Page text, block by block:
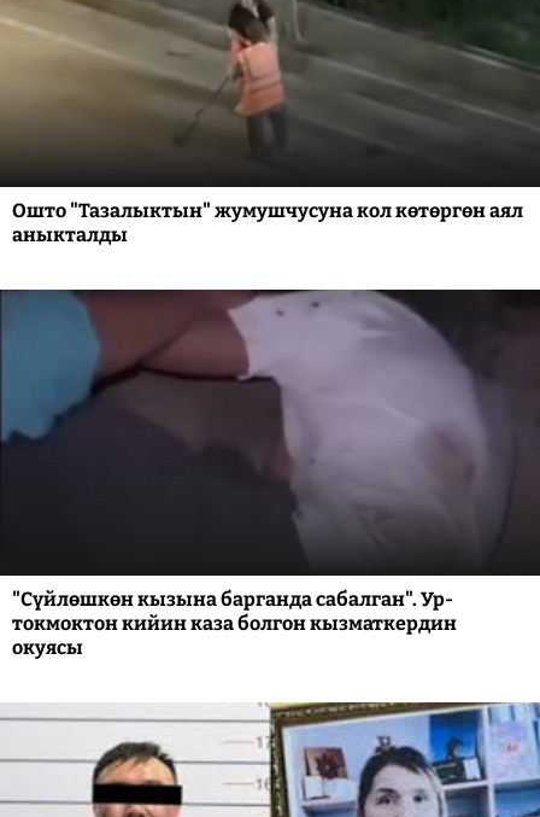
Ошто "Тазалыктын" жумушчусуна кол көтөргөн аял
аныкталды
"Сүйлөшкөн кызына барганда сабалган". Ур-
токмоктон кийин каза болгон кызматкердин
окуясы